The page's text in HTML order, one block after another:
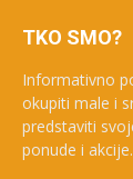
TKO SMO?
Informativno
okupiti male i
predstaviti
ponude i akcije.